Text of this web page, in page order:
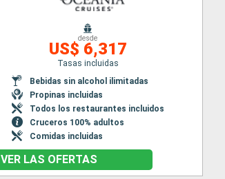
desde
US$ 6,317
Tasas incluidas
Bebidas sin alcohol ilimitadas
Propinas incluidas
Todos los restaurantes incluidos
Cruceros 100% adultos
Comidas incluidas
VER LAS OFERTAS